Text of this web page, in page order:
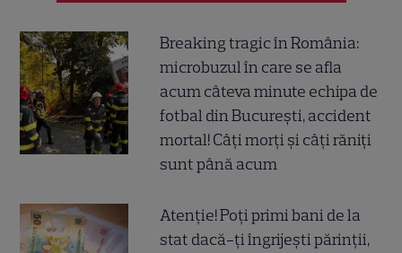
Breaking tragic în România:
microbuzul în care se afla
acum câteva minute echipa de
fotbal din București, accident
mortal! Câți morți și câți răniți
sunt până acum
Atenție! Poți primi bani de la
stat dacă-ți îngrijești părinții,